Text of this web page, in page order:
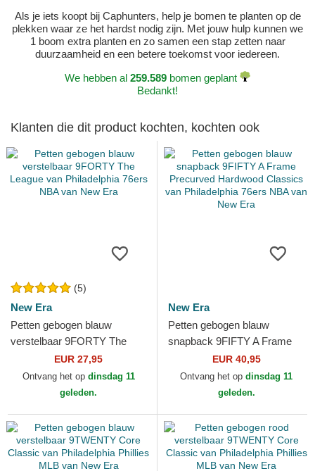
Als je iets koopt bij Caphunters, help je bomen te planten op de
plekken waar ze het hardst nodig zijn. Met jouw hulp kunnen we
1 boom extra planten en zo samen een stap zetten naar
duurzaamheid en een betere toekomst voor iedereen.
We hebben al 259.589 bomen geplant
Bedankt!
Klanten die dit product kochten, kochten ook
(5)
New Era
Petten gebogen blauw
verstelbaar 9FORTY The
League van Philadelphia
76ers NBA van New Era
EUR 27,95
Ontvang het op dinsdag 11
geleden.
New Era
Petten gebogen blauw
snapback 9FIFTY A Frame
Precurved Hardwood
Classics van Philadelphia
EUR 40,95
Ontvang het op dinsdag 11
geleden.